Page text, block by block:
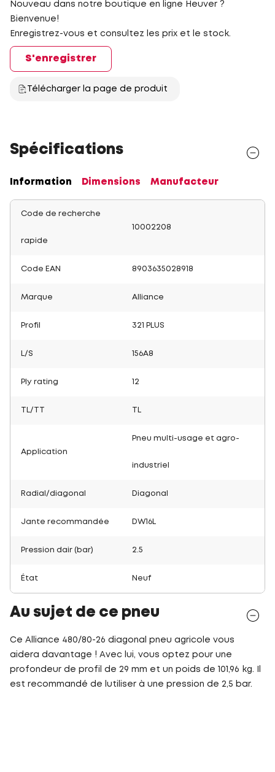
Nouveau dans notre boutique en ligne Heuver ?
Bienvenue!
Enregistrez-vous et consultez les prix et le stock.
S'enregistrer
Télécharger la page de produit
Spécifications
Information Dimensions Manufacteur
Code de recherche
rapide
10002208
Code EAN 8903635028918
Marque Alliance
Profil 321 PLUS
L/S 156A8
Ply rating 12
TL/TT
Application
Pneu multi-usage et agro-
industriel
Radial/diagonal Diagonal
Jante recommandée DW16L
Pression dair (bar) 2.5
État Neuf
Au sujet de ce pneu
Ce Alliance 480/80-26 diagonal pneu agricole vous
aidera davantage ! Avec lui, vous optez pour une
profondeur de profil de 29 mm et un poids de 101,96 kg. Il
est recommandé de lutiliser à une pression de 2,5 bar.